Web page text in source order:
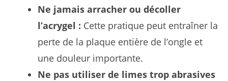
Ne jamais arracher ou décoller
l’acrygel : Cette pratique peut entraîner la
perte de la plaque entière de l’ongle et
une douleur importante.
Ne pas utiliser de limes trop abrasives